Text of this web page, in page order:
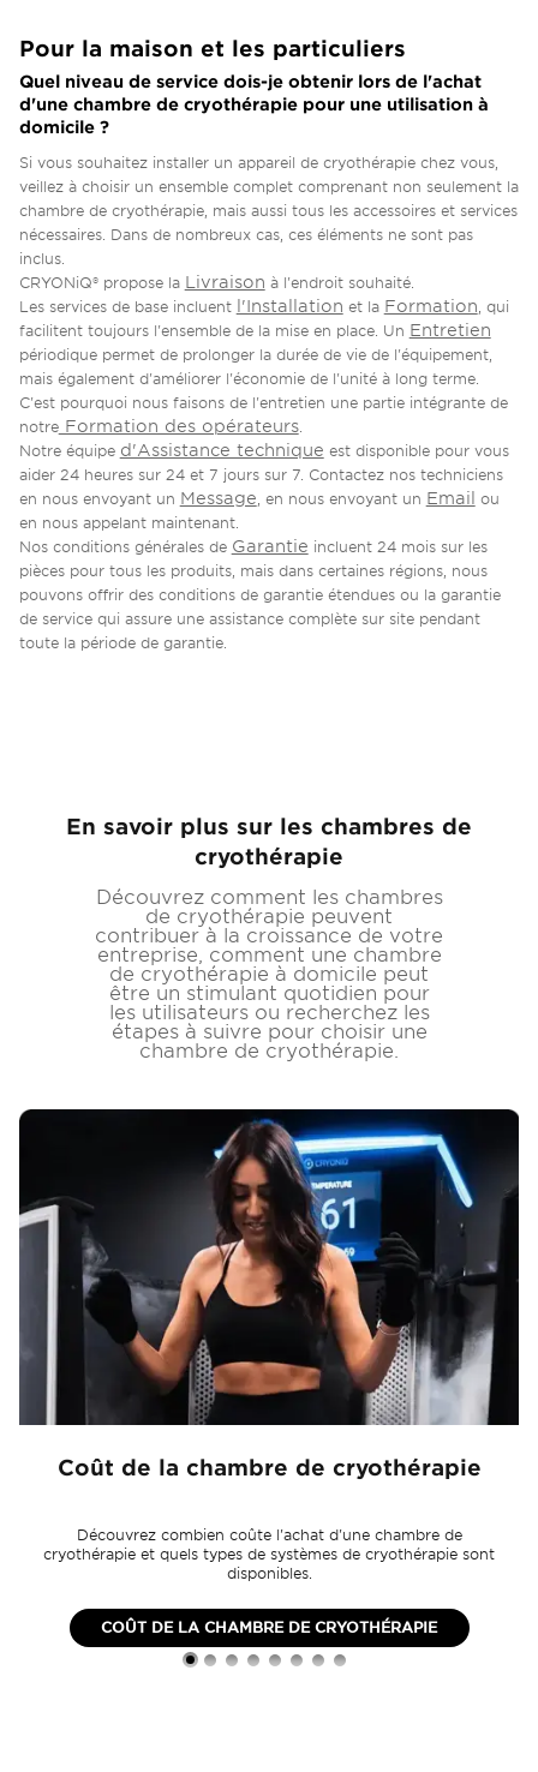
Pour la maison et les particuliers
Quel niveau de service dois-je obtenir lors de l'achat
d'une chambre de cryothérapie pour une utilisation à
domicile ?
Si vous souhaitez installer un appareil de cryothérapie chez vous,
veillez à choisir un ensemble complet comprenant non seulement la
chambre de cryothérapie, mais aussi tous les accessoires et services
nécessaires. Dans de nombreux cas, ces éléments ne sont pas
inclus.
CRYONiQ® propose la Livraison à l'endroit souhaité.
Les services de base incluent l'Installation et la Formation , qui
facilitent toujours l'ensemble de la mise en place. Un Entretien
périodique permet de prolonger la durée de vie de l'équipement,
mais également d'améliorer l'économie de l'unité à long terme.
C'est pourquoi nous faisons de l'entretien une partie intégrante de
notreFormation des opérateurs.
Notre équipe d'Assistance technique est disponible pour vous
aider 24 heures sur 24 et 7 jours sur 7. Contactez nos techniciens
en nous envoyant un Message , en nous envoyant un Email ou
en nous appelant maintenant.
Nos conditions générales de Garantie incluent 24 mois sur les
pièces pour tous les produits, mais dans certaines régions, nous
pouvons offrir des conditions de garantie étendues ou la garantie
de service qui assure une assistance complète sur site pendant
toute la période de garantie.
En savoir plus sur les chambres de
cryothérapie
Découvrez comment les chambres
de cryothérapie peuvent
contribuer à la croissance de votre
entreprise, comment une chambre
de cryothérapie à domicile peut
être un stimulant quotidien pour
les utilisateurs ou recherchez les
étapes à suivre pour choisir une
chambre de cryothérapie.
Coût de la chambre de cryothérapie
Découvrez combien coûte l'achat d'une chambre de
cryothérapie et quels types de systèmes de cryothérapie sont
disponibles.
COÛT DE LA CHAMBRE DE CRYOTHÉRAPIE